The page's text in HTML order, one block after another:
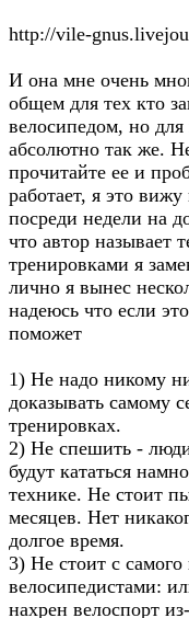
http://vile-
И она мне очень
общем для тех кто
велосипедом, но
абсолютно так же.
прочитайте ее и
работает, я это
посреди недели на
что автор называет
тренировками я
лично я вынес
надеюсь что если
поможет
1) Не надо никому
доказывать самому
тренировках.
2) Не спешить -
будут кататься
технике. Не стоит
месяцев. Нет
долгое время.
3) Не стоит с самого
велосипедистами:
нахрен велоспорт